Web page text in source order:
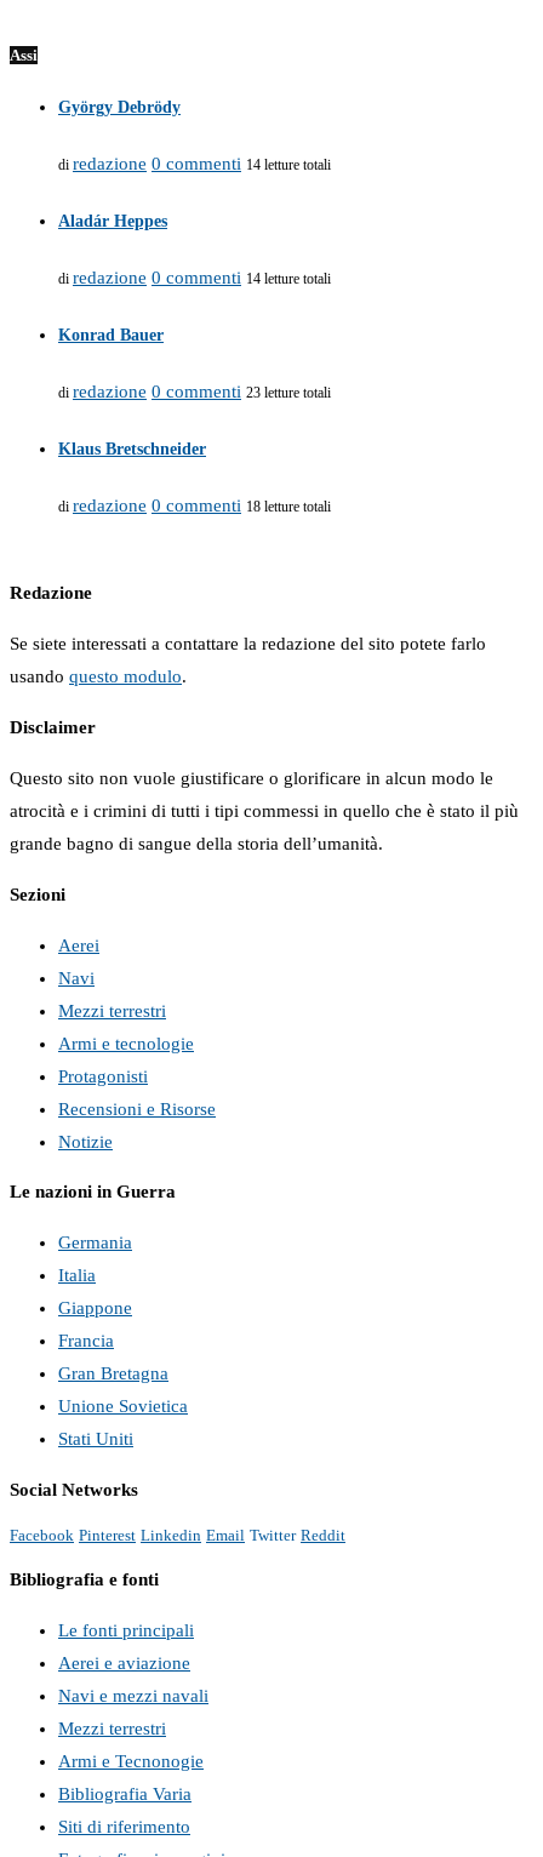
Assi
György Debrödy
di redazione 0 commenti 14 letture totali
Aladár Heppes
di redazione 0 commenti 14 letture totali
Konrad Bauer
di redazione 0 commenti 23 letture totali
Klaus Bretschneider
di redazione 0 commenti 18 letture totali
Redazione
Se siete interessati a contattare la redazione del sito potete farlo
usando questo modulo.
Disclaimer
Questo sito non vuole giustificare o glorificare in alcun modo le
atrocità e i crimini di tutti i tipi commessi in quello che è stato il più
grande bagno di sangue della storia dell’umanità.
Sezioni
Aerei
Navi
Mezzi terrestri
Armi e tecnologie
Protagonisti
Recensioni e Risorse
Notizie
Le nazioni in Guerra
Germania
Italia
Giappone
Francia
Gran Bretagna
Unione Sovietica
Stati Uniti
Social Networks
Facebook Pinterest Linkedin Email Twitter Reddit
Bibliografia e fonti
Le fonti principali
Aerei e aviazione
Navi e mezzi navali
Mezzi terrestri
Armi e Tecnonogie
Bibliografia Varia
Siti di riferimento